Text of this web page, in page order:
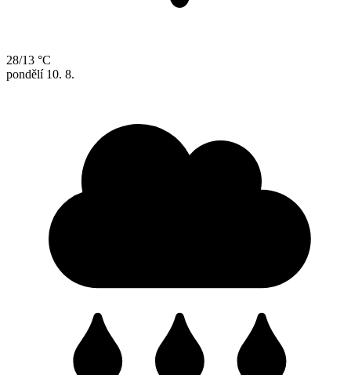
28/13 °C
pondělí 10. 8.